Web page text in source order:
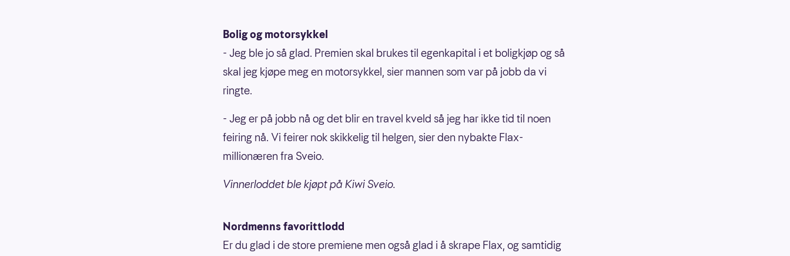
Bolig og motorsykkel
- Jeg ble jo så glad. Premien skal brukes til egenkapital i et boligkjøp og så
skal jeg kjøpe meg en motorsykkel, sier mannen som var på jobb da vi
ringte.
- Jeg er på jobb nå og det blir en travel kveld så jeg har ikke tid til noen
feiring nå. Vi feirer nok skikkelig til helgen, sier den nybakte Flax-
millionæren fra Sveio.
Vinnerloddet ble kjøpt på Kiwi Sveio.
Nordmenns favorittlodd
Er du glad i de store premiene men også glad i å skrape Flax, og samtidig